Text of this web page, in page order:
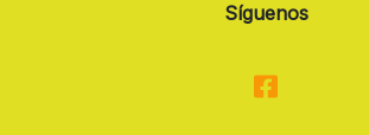
Síguenos